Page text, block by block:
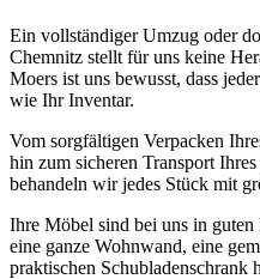
Ein vollständiger Umzug oder
Chemnitz stellt für uns keine
Moers ist uns bewusst, dass
wie Ihr Inventar.
Vom sorgfältigen Verpacken
hin zum sicheren Transport
behandeln wir jedes Stück mit
Ihre Möbel sind bei uns in
eine ganze Wohnwand, eine
praktischen Schubladenschrank